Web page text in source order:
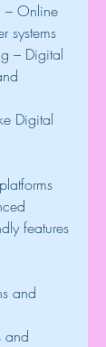
– Online
systems
– Digital
Digital
features
and
and